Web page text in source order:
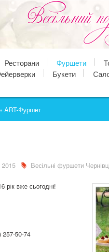
Ресторани Фуршети
Букети
» ART-Фуршет
Весільні фуршети Чернівці
вже сьогодні!
257-50-74